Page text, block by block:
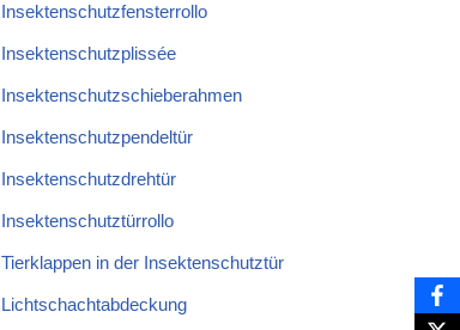
Insektenschutzfensterrollo
Insektenschutzplissée
Insektenschutzschieberahmen
Insektenschutzpendeltür
Insektenschutzdrehtür
Insektenschutztürrollo
Tierklappen in der Insektenschutztür
Lichtschachtabdeckung